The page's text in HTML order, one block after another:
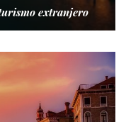
extranjero